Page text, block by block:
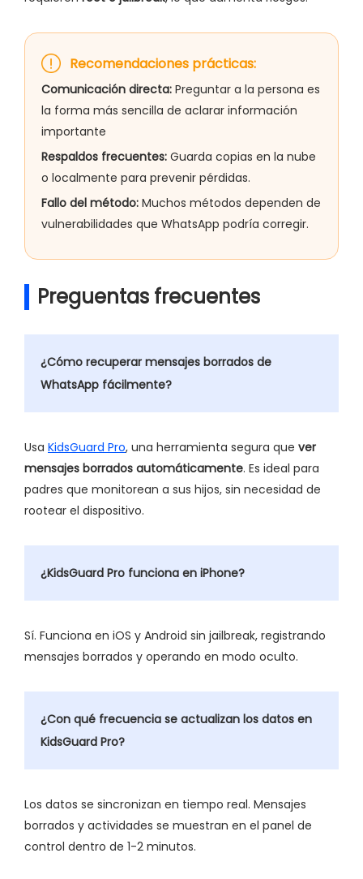
Recomendaciones prácticas:
Comunicación directa: Preguntar a la persona es
la forma más sencilla de aclarar información
importante
Respaldos frecuentes: Guarda copias en la nube
o localmente para prevenir pérdidas.
Fallo del método: Muchos métodos dependen de
vulnerabilidades que WhatsApp podría corregir.
Preguentas frecuentes
¿Cómo recuperar mensajes borrados de
WhatsApp fácilmente?
Usa KidsGuard Pro, una herramienta segura que ver
mensajes borrados automáticamente. Es ideal para
padres que monitorean a sus hijos, sin necesidad de
rootear el dispositivo.
¿KidsGuard Pro funciona en iPhone?
Sí. Funciona en iOS y Android sin jailbreak, registrando
mensajes borrados y operando en modo oculto.
¿Con qué frecuencia se actualizan los datos en
KidsGuard Pro?
Los datos se sincronizan en tiempo real. Mensajes
borrados y actividades se muestran en el panel de
control dentro de 1-2 minutos.